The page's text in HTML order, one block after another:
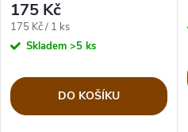
175 Kč
Měrná
cena:
175 Kč / 1 ks
Skladem >5 ks
DO KOŠÍKU